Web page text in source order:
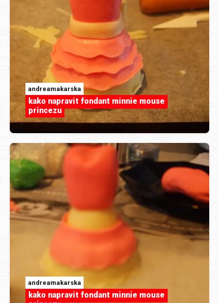
andreamakarska
kako napravit fondant minnie mouse
princezu
andreamakarska
kako napravit fondant minnie mouse